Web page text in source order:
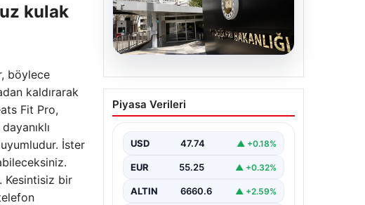
kulak
böylece
kaldırarak
Fit Pro,
İster
Kesintisiz bir
07.08.2026
Dışişleri Sözcüsü
Keçeli’den Yunanistan
açısından herhangi bir
hukuki sonuç
Piyasa Verileri
USD 47.74 ▲ +0.18%
EUR 55.25 ▲ +0.32%
ALTIN 6660.6 ▲ +2.59%